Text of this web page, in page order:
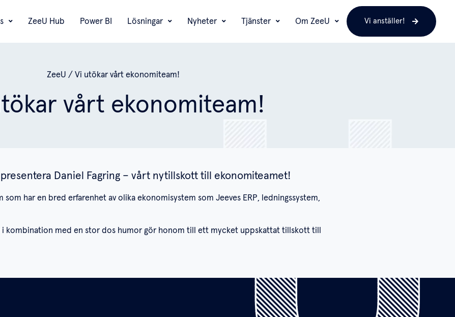
ZeeU Hub Power BI Lösningar Nyheter Tjänster Om ZeeU Vi anställer!
ZeeU / Vi utökar vårt ekonomiteam!
vårt ekonomiteam!
Daniel Fagring – vårt nytillskott till ekonomiteamet!
som har en bred erfarenhet av olika ekonomisystem som Jeeves ERP, ledningssystem,
i kombination med en stor dos humor gör honom till ett mycket uppskattat tillskott till